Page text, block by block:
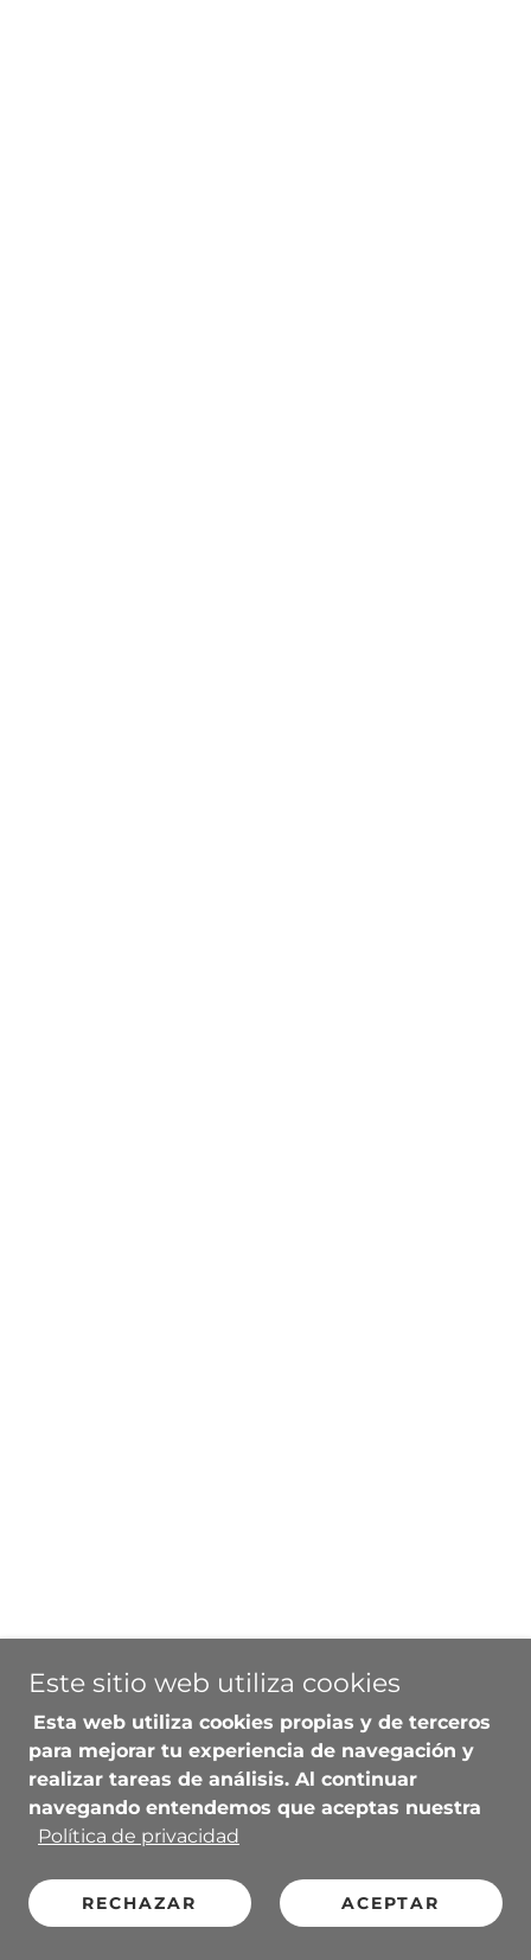
Este sitio web utiliza cookies
Esta web utiliza cookies propias y de terceros
para mejorar tu experiencia de navegación y
realizar tareas de análisis. Al continuar
navegando entendemos que aceptas nuestra
Política de privacidad
RECHAZAR ACEPTAR